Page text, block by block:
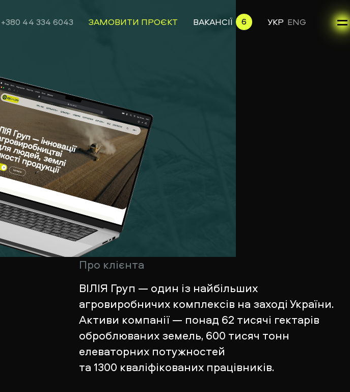
+380 44 334 6043 ЗАМОВИТИ ПРОЄКТ ВАКАНСІЇ 6 УКР ENG
Про клієнта
ВІЛІЯ Груп — один із найбільших
агровиробничих комплексів на заході України.
Активи компанії — понад 62 тисячі гектарів
оброблюваних земель, 600 тисяч тонн
елеваторних потужностей
та 1300 кваліфікованих працівників.